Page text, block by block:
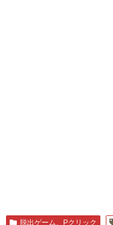
脱出ゲーム、Pクリック